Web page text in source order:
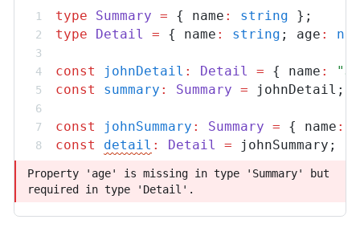
type Summary = { name : string };
type
Detail = { name : string ; age :
const johnDetail : Detail = { name :
const
summary : Summary = johnDetail ;
const johnSummary : Summary = { name :
const
detail : Detail = johnSummary ;
Property 'age' is missing in type 'Summary' but
required in type 'Detail'.
Property 'age' is missing in type 'Summary' but
required in type 'Detail'.